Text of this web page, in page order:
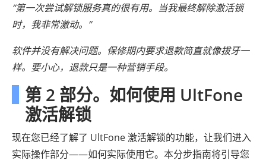
“第一次尝试解锁服务真的很有用。当我最终解除激活锁
时，我非常激动。”
软件并没有解决问题。保修期内要求退款简直就像拔牙一
样。要小心，退款只是一种营销手段。
第 2 部分。如何使用 UltFone
激活解锁
现在您已经了解了 UltFone 激活解锁的功能，让我们进入
实际操作部分——如何实际使用它。本分步指南将引导您